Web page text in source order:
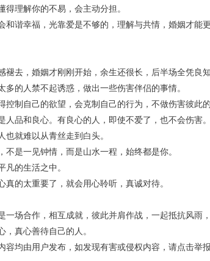
理解你的不易，会主动分担。
和谐幸福，光靠爱是不够的，理解与共情，婚姻才能更
褪去，婚姻才刚刚开始，余生还很长，后半场全凭良知
多的人禁不起诱惑，做出一些伤害伴侣的事情。
控制自己的欲望，会克制自己的行为，不做伤害彼此的
人品和良心。有良心的人，即使不爱了，也不会伤害。
就难以从青丝走到白头。
不是一见钟情，而是山水一程，始终都是你。
凡的生活之中。
真的太重要了，就会用心聆听，真诚对待。
一场合作，相互成就，彼此并肩作战，一起抵抗风雨
，真心善待自己的人。
容均由用户发布，如发现有害或侵权内容，请点击举报